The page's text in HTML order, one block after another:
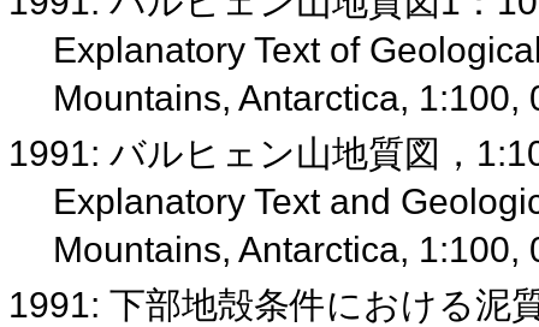
Explanatory Text of
Mountains, Antarctica, 1:100,
1991: バルヒェン山地質図，
Explanatory Text and
Mountains, Antarctica, 1:100,
1991: 下部地殻条件における泥